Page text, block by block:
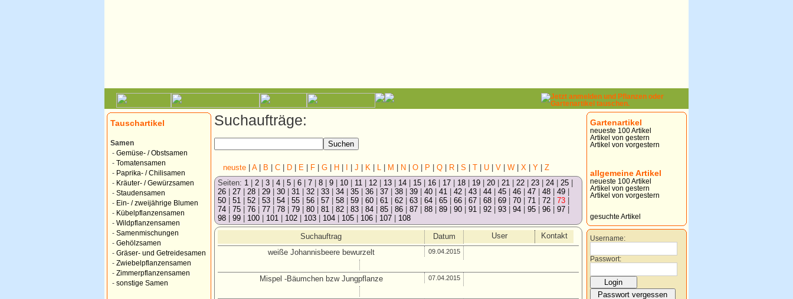
Tauschartikel
Samen
- Gemüse- / Obstsamen
- Tomatensamen
- Paprika- / Chilisamen
- Kräuter- / Gewürzsamen
- Staudensamen
- Ein- / zweijährige Blumen
- Kübelpflanzensamen
- Wildpflanzensamen
- Samenmischungen
- Gehölzsamen
- Gräser- und Getreidesamen
- Zwiebelpflanzensamen
- Zimmerpflanzensamen
- sonstige Samen
Suchaufträge:
neuste A| B C D E F G H J K L M N O P Q R S T U V W X Y
Z
Seiten: 1 2 3 4 5 6 7 8 9 10 11 12 13 14 15 16 17 18 19 20 21 22 23 24 25
26
27 28 29 30 31 32 33 34 35 36 37 38 39 40 41 42 43 44 45 46 47 48 49
50
51 52 53 54 55 56 57 58 59 60 61 62 63 64 65 66 67 68 69 70 71 72 73
74
75 76 77 78 79 80 81 82 83 84 85 86 87 88 89 90 91 92 93 94 95 96 97
98
99 100 101 102 103 104 105 106 107 108
Suchauftrag Datum User
Kontakt
weiße Johannisbeere bewurzelt
09.04.2015
Mispel -Bäumchen bzw Jungpflanze 07.04.2015
Gartenartikel
neueste 100 Artikel
Artikel von gestern
Artikel von vorgestern
allgemeine Artikel
neueste 100 Artikel
Artikel von gestern
Artikel von vorgestern
gesuchte Artikel
Username:
Passwort: